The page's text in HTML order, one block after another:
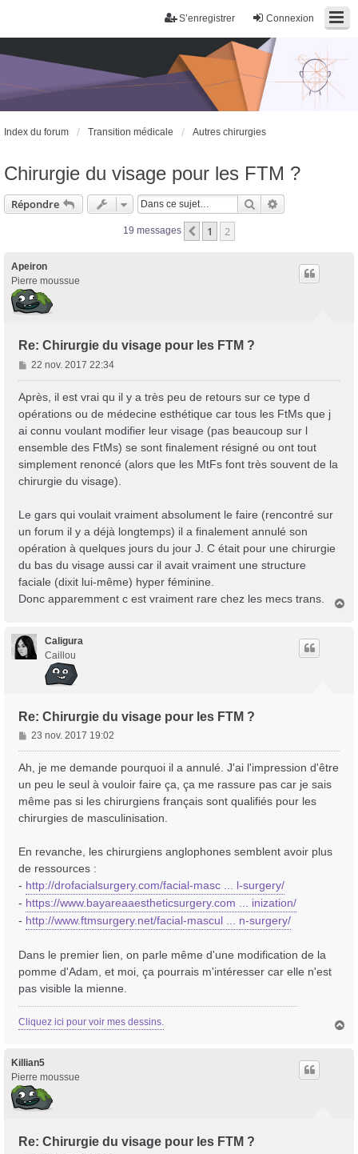
Connexion
S’enregistrer
Trans District
Forum d'information sur les transidentités masculines FtM/FtX/Ft*
Index du forum Transition médicale Autres chirurgies
Chirurgie du visage pour les FTM ?
Répondre Rechercher
19 messages Précédente
1 2
Apeiron
Pierre moussue
Re: Chirurgie du visage pour les FTM ?
M
e
s
a
g
e
22 nov. 2017 22:34
Après, il est vrai qu il y a très peu de retours sur ce type d
opérations ou de médecine esthétique car tous les FtMs que j
ai connu voulant modifier leur visage (pas beaucoup sur l
ensemble des FtMs) se sont finalement résigné ou ont tout
simplement renoncé (alors que les MtFs font très souvent de la
chirurgie du visage).
Le gars qui voulait vraiment absolument le faire (rencontré sur
un forum il y a déjà longtemps) il a finalement annulé son
opération à quelques jours du jour J. C était pour une chirurgie
du bas du visage aussi car il avait vraiment une structure
faciale (dixit lui-même) hyper féminine.
Donc apparemment c est vraiment rare chez les mecs trans.
Caligura
Caillou
Re: Chirurgie du visage pour les FTM ?
M
e
s
g
e
23 nov. 2017 19:02
Ah, je me demande pourquoi il a annulé. J'ai l'impression d'être
un peu le seul à vouloir faire ça, ça me rassure pas car je sais
même pas si les chirurgiens français sont qualifiés pour les
chirurgies de masculinisation.
En revanche, les chirurgiens anglophones semblent avoir plus
de ressources :
- http://drofacialsurgery.com/facial-masc ... l-surgery/
- https://www.bayareaaestheticsurgery.com ... inization/
- http://www.ftmsurgery.net/facial-mascul ... n-surgery/
Dans le premier lien, on parle même d'une modification de la
pomme d'Adam, et moi, ça pourrais m'intéresser car elle n'est
pas visible la mienne.
Cliquez ici pour voir mes dessins.
Killian5
Pierre moussue
Re: Chirurgie du visage pour les FTM ?